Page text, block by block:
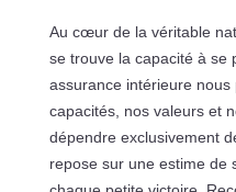
Au cœur de la véritable
se trouve la capacité à se
assurance intérieure
capacités, nos valeurs et
dépendre exclusivement
repose sur une estime de